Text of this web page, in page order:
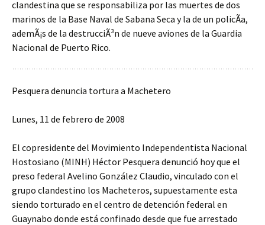
clandestina que se responsabiliza por las muertes de dos
marinos de la Base Naval de Sabana Seca y la de un policÃ­a,
ademÃ¡s de la destrucciÃ³n de nueve aviones de la Guardia
Nacional de Puerto Rico.
Pesquera denuncia tortura a Machetero
Lunes, 11 de febrero de 2008
El copresidente del Movimiento Independentista Nacional
Hostosiano (MINH) Héctor Pesquera denunció hoy que el
preso federal Avelino González Claudio, vinculado con el
grupo clandestino los Macheteros, supuestamente esta
siendo torturado en el centro de detención federal en
Guaynabo donde está confinado desde que fue arrestado